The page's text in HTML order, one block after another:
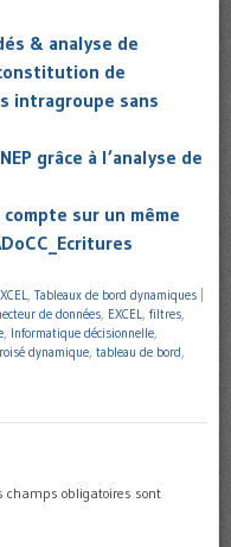
& analyse de
de
intragroupe sans
grâce à l’analyse de
sur un même
, Tableaux de bord dynamiques
de données, EXCEL, filtres,
, Informatique décisionnelle,
dynamique, tableau de bord,
champs obligatoires sont